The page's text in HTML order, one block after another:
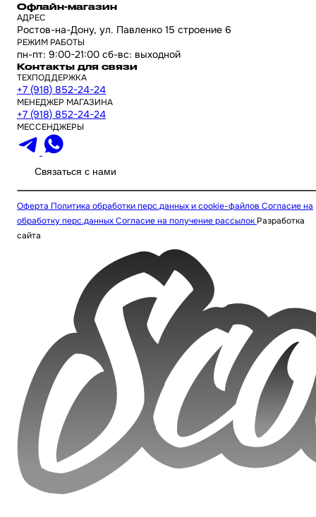
Офлайн-магазин
АДРЕС
Ростов-на-Дону, ул. Павленко 15 строение 6
РЕЖИМ РАБОТЫ
пн-пт: 9:00-21:00 сб-вс: выходной
Контакты для связи
ТЕХПОДДЕРЖКА
+7 (918) 852-24-24
МЕНЕДЖЕР МАГАЗИНА
+7 (918) 852-24-24
МЕССЕНДЖЕРЫ
Связаться с нами
Оферта Политика обработки перс.данных и cookie-файлов Согласие на
обработку перс.данныхСогласие на получение рассылок Разработка
сайта